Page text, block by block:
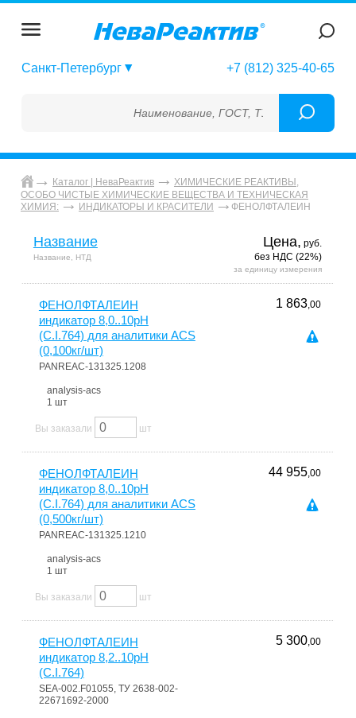
Санкт-Петербург +7 (812) 325-40-65
Наименование, ГОСТ, ТУ, ГСО, МСО, ОСО,
Каталог | НеваРеактив
ХИМИЧЕСКИЕ РЕАКТИВЫ,
ОСОБО ЧИСТЫЕ ХИМИЧЕСКИЕ ВЕЩЕСТВА И ТЕХНИЧЕСКАЯ
ХИМИЯ:
ИНДИКАТОРЫ И КРАСИТЕЛИ ФЕНОЛФТАЛЕИН
Название
Название, НТД
Цена, руб.
без НДС (22%)
за единицу измерения
ФЕНОЛФТАЛЕИН
индикатор 8,0..10pH
(C.I.764) для аналитики ACS
(0,100кг/шт)
PANREAC-131325.1208
analysis-acs
1 шт
1 863,00
Вы заказали шт
ФЕНОЛФТАЛЕИН
индикатор 8,0..10pH
(C.I.764) для аналитики ACS
(0,500кг/шт)
PANREAC-131325.1210
analysis-acs
1 шт
44 955,00
Вы заказали шт
ФЕНОЛФТАЛЕИН
индикатор 8,2..10pH
(C.I.764)
SEA-002.F01055, ТУ 2638-002-
22671692-2000
5 300,00